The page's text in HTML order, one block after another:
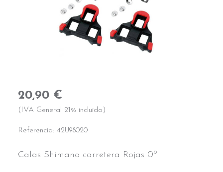
20,90 €
(IVA General 21% incluido)
Referencia: 42U98020
Calas Shimano carretera Rojas 0º